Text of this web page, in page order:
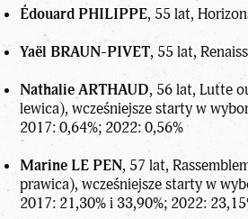
Édouard PHILIPPE, 55 lat,
Yaël BRAUN-PIVET, 55 lat,
Nathalie ARTHAUD, 56 lat, Lutte
lewica), wcześniejsze starty w
2017: 0,64%; 2022: 0,56%
Marine LE PEN, 57 lat,
prawica), wcześniejsze starty w
2017: 21,30% i 33,90%; 2022: